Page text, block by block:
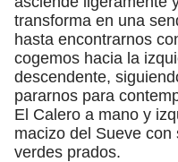
transforma en una
hasta encontrarnos
cogemos hacia la
descendente,
pararnos para
El Calero a mano y
macizo del Sueve
verdes prados.